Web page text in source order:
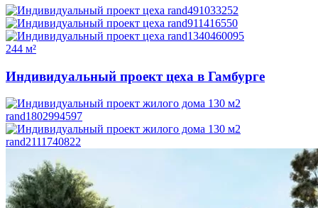
244 м²
Индивидуальный проект цеха в Гамбурге